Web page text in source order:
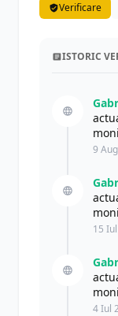
Verificare
ISTORIC
9
15
4 Iul